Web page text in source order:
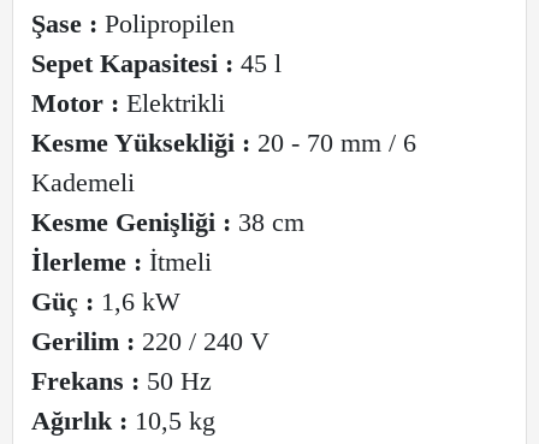
Şase : Polipropilen
Sepet Kapasitesi : 45 l
Motor : Elektrikli
Kesme Yüksekliği : 20 - 70 mm / 6
Kademeli
Kesme Genişliği : 38 cm
İlerleme : İtmeli
Güç : 1,6 kW
Gerilim : 220 / 240 V
Frekans : 50 Hz
Ağırlık : 10,5 kg